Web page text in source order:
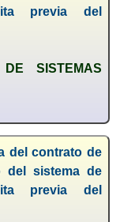
previa del
DE SISTEMAS
del contrato de
del sistema de
previa del